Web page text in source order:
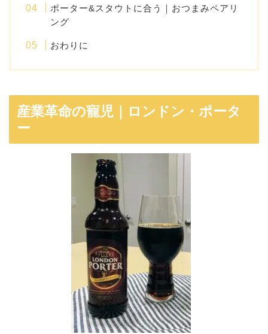
ポーター&スタウトに合う｜おつまみペアリ
ング
おわりに
産業革命の寵児｜ロンドン・ポータ
ー